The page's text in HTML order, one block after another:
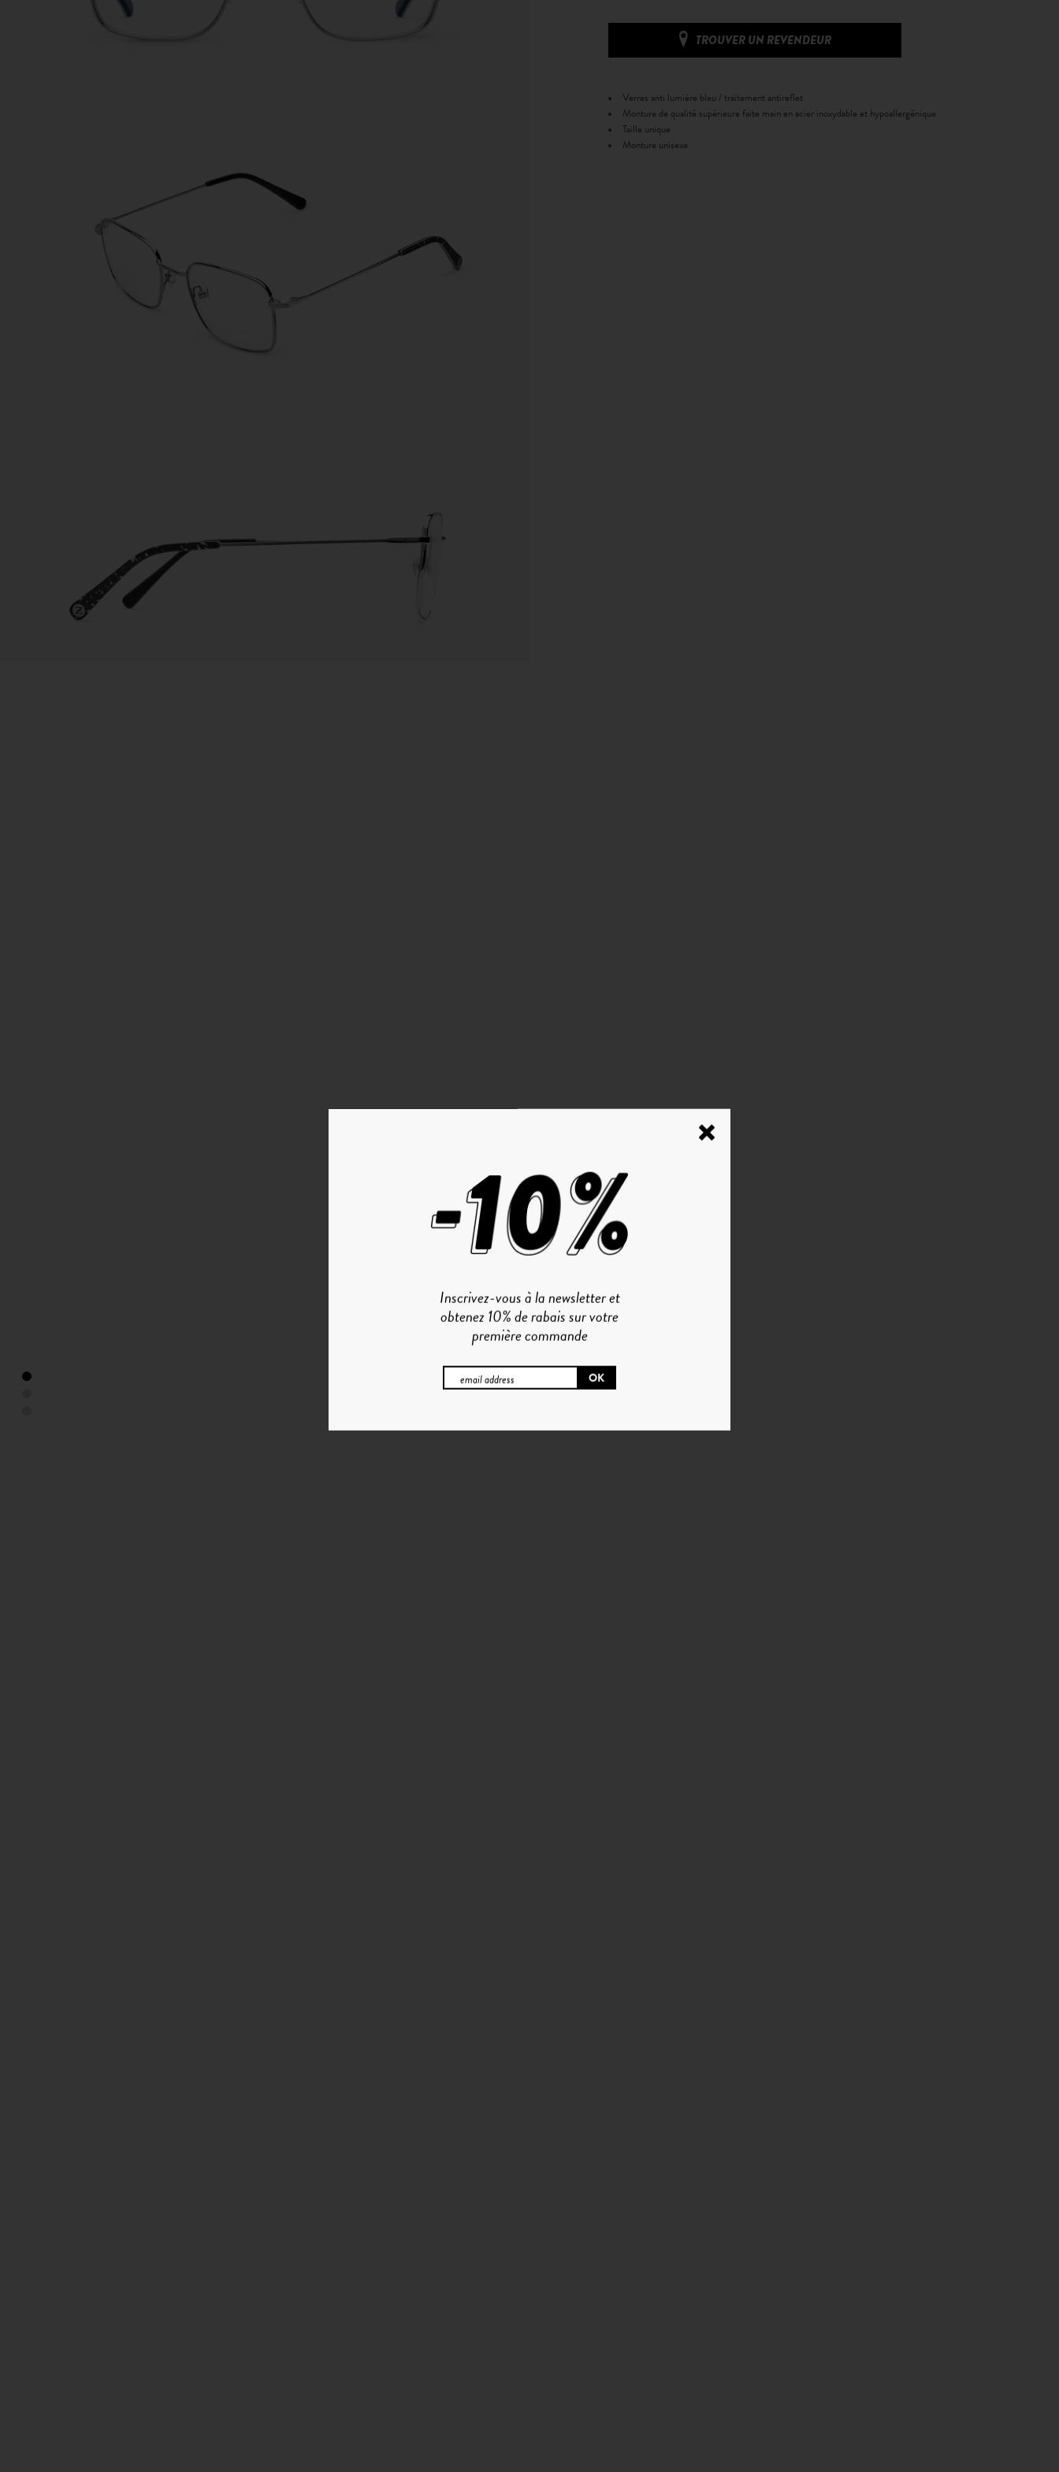
TROUVER UN REVENDEUR
Verres anti lumière bleu / traitement antireflet
Monture de qualité supérieure faite main en acier inoxydable et hypoallergénique
Taille unique
Monture unisexe
Inscrivez-vous à la newsletter et
obtenez 10% de rabais sur votre
première commande